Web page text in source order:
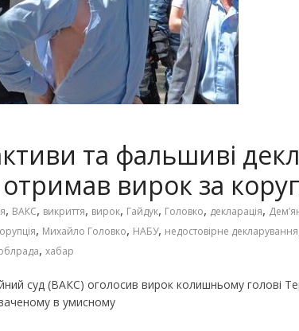
та фальшиві
вирок за
, ВАКС, викриття, вирок, Гайдук, Головко, декларація,
, Михайло Головко, НАБУ, недостовірне декларування
, хабар
суд (ВАКС) оголосив вирок колишньому голові
в умисному